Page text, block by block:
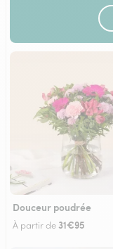
Douceur poudrée
À partir de 31€95